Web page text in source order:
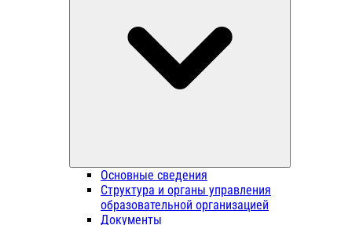
Основные сведения
Структура и органы управления
образовательной организацией
Документы